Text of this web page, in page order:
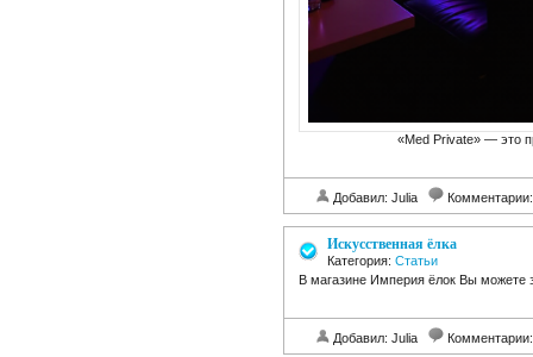
«Med Private» — это
Добавил: Julia
Искусственная ёлка
Категория: Статьи
В магазине Империя ёлок Вы можете
Добавил: Julia